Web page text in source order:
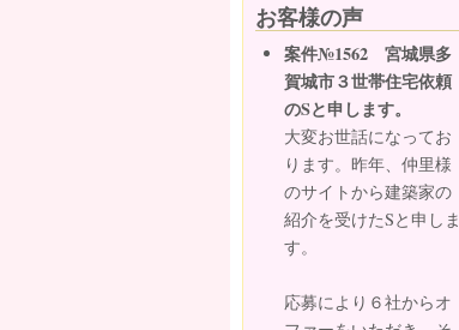
お客様の声
案件№1562 宮城県多
賀城市３世帯住宅依頼
のSと申します。
大変お世話になってお
ります。昨年、仲里様
のサイトから建築家の
紹介を受けたSと申しま
す。
応募により６社からオ